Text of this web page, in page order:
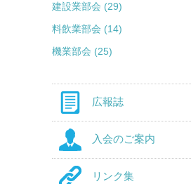
建設業部会 (29)
料飲業部会 (14)
機業部会 (25)
広報誌
入会のご案内
リンク集